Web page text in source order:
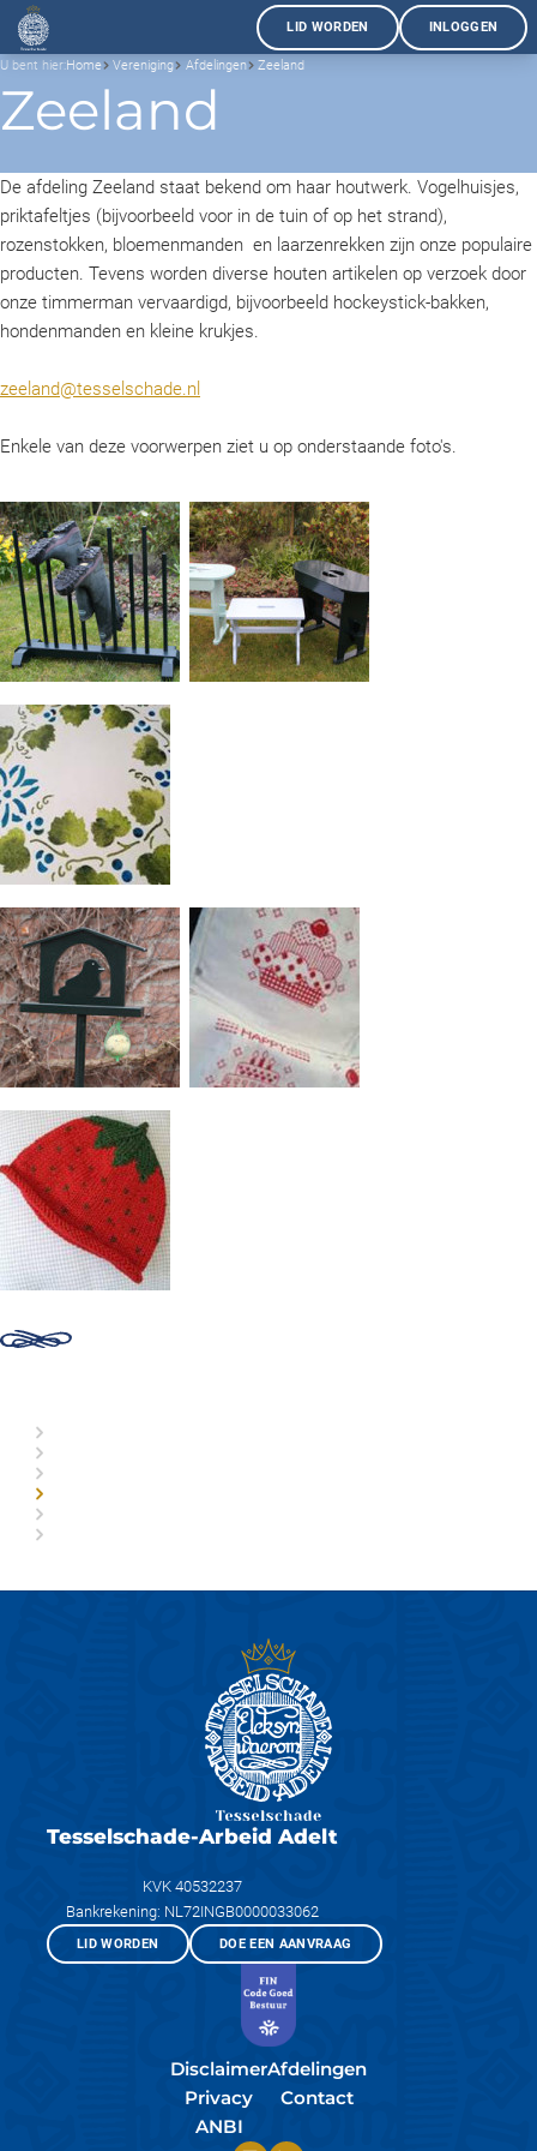
LID WORDEN INLOGGEN
U bent hier:Home Vereniging Afdelingen Zeeland
Zeeland
De afdeling Zeeland staat bekend om haar houtwerk. Vogelhuisjes,
priktafeltjes (bijvoorbeeld voor in de tuin of op het strand),
rozenstokken, bloemenmanden en laarzenrekken zijn onze populaire
producten. Tevens worden diverse houten artikelen op verzoek door
onze timmerman vervaardigd, bijvoorbeeld hockeystick-bakken,
hondenmanden en kleine krukjes.
zeeland@tesselschade.nl
Enkele van deze voorwerpen ziet u op onderstaande foto's.
Tesselschade-Arbeid Adelt
KVK 40532237
Bankrekening: NL72INGB0000033062
LID WORDEN DOE EEN AANVRAAG
Disclaimer
Privacy
ANBI
Afdelingen
Contact